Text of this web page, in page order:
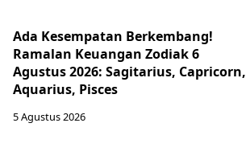
Ada Kesempatan Berkembang!
Ramalan Keuangan Zodiak 6
Agustus 2026: Sagitarius, Capricorn,
Aquarius, Pisces
5 Agustus 2026